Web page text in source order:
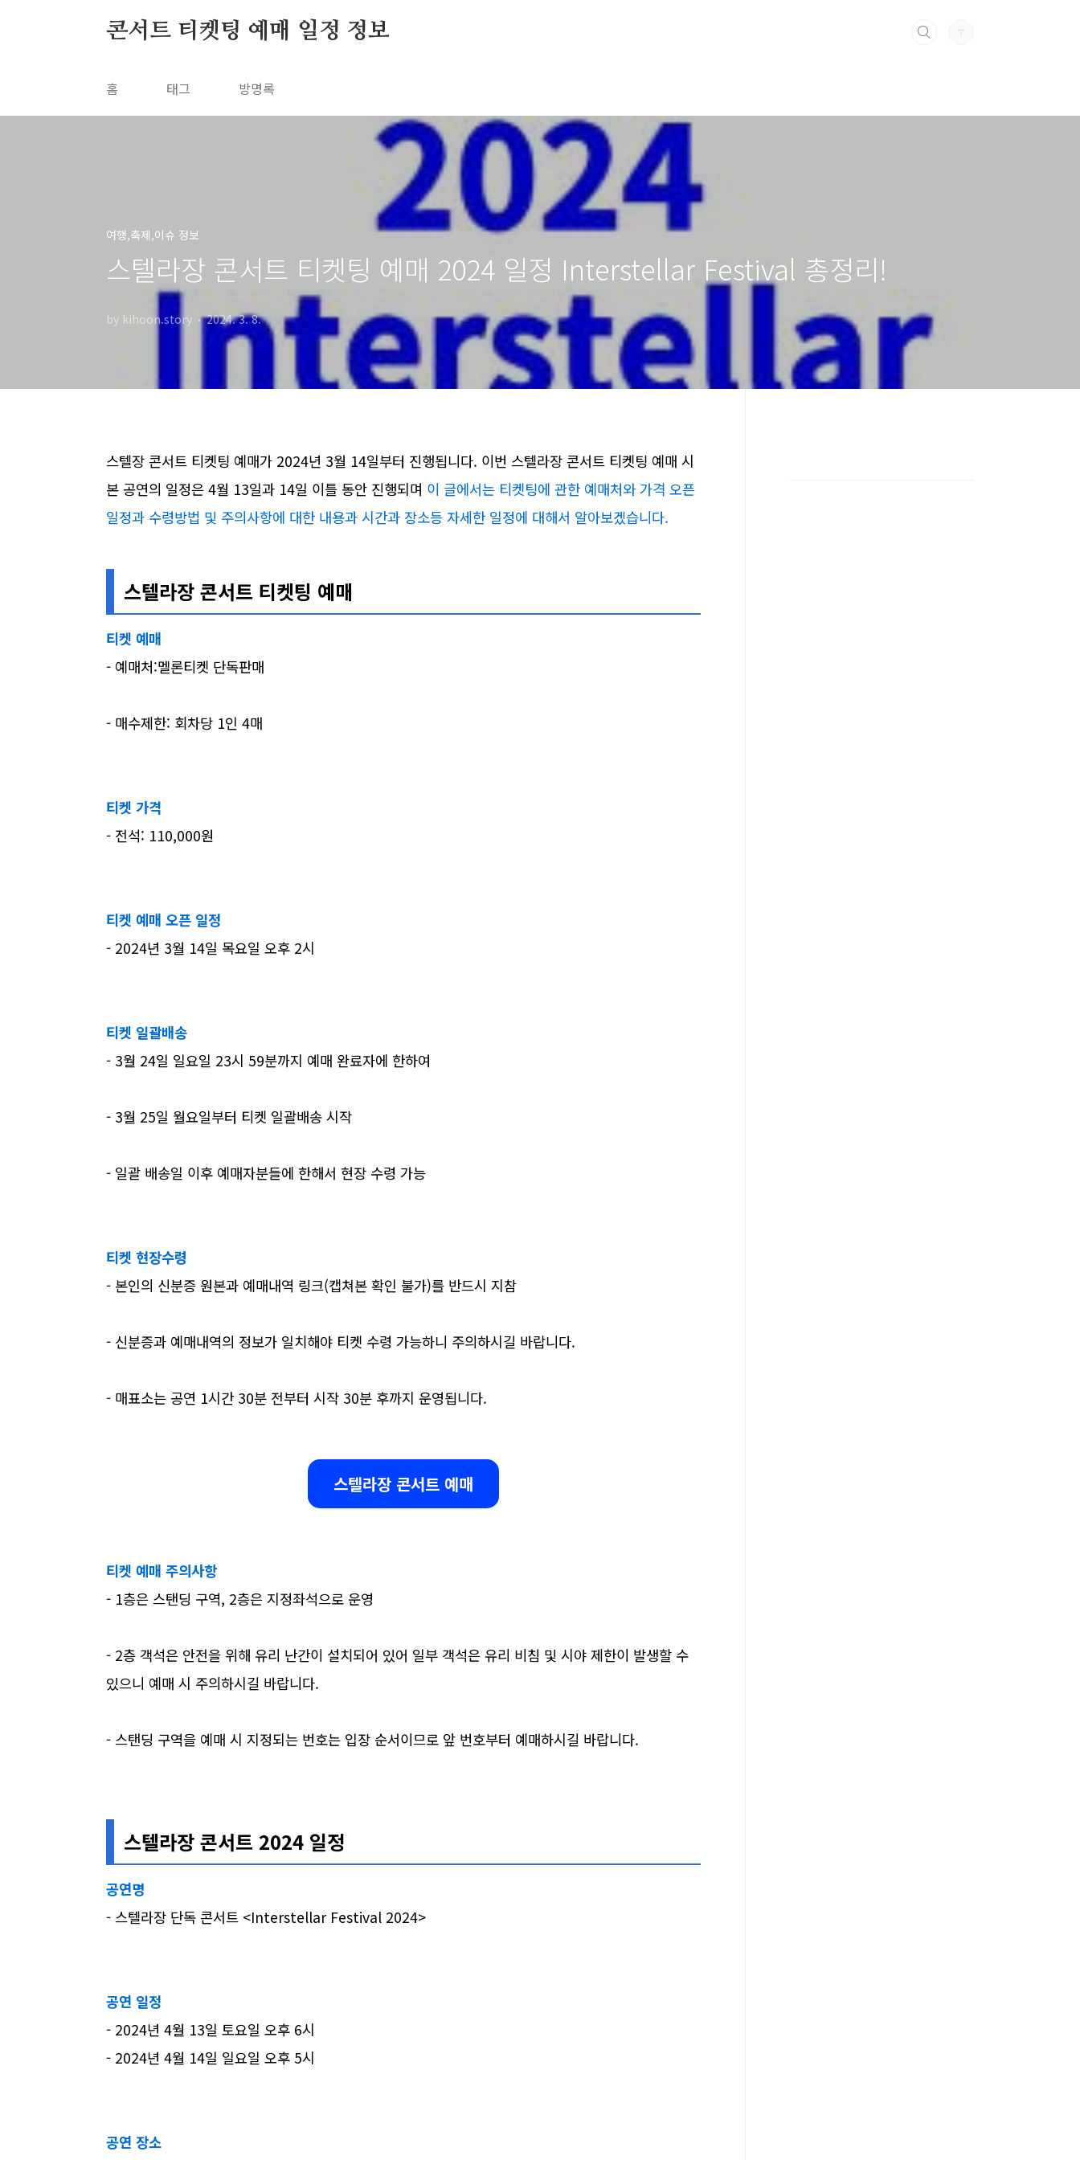
콘서트 티켓팅 예매 일정 정보
홈 태그 방명록
여행,축제,이슈 정보
스텔라장 콘서트 티켓팅 예매 2024 일정 Interstellar Festival 총정리!
by kihoon.story 2024. 3. 8.
스텔장 콘서트 티켓팅 예매가 2024년 3월 14일부터 진행됩니다. 이번 스텔라장 콘서트 티켓팅 예매 시
본 공연의 일정은 4월 13일과 14일 이틀 동안 진행되며 이 글에서는 티켓팅에 관한 예매처와 가격 오픈
일정과 수령방법 및 주의사항에 대한 내용과 시간과 장소등 자세한 일정에 대해서 알아보겠습니다.
스텔라장 콘서트 티켓팅 예매
티켓 예매
- 예매처:멜론티켓 단독판매
- 매수제한: 회차당 1인 4매
티켓 가격
- 전석: 110,000원
티켓 예매 오픈 일정
- 2024년 3월 14일 목요일 오후 2시
티켓 일괄배송
- 3월 24일 일요일 23시 59분까지 예매 완료자에 한하여
- 3월 25일 월요일부터 티켓 일괄배송 시작
- 일괄 배송일 이후 예매자분들에 한해서 현장 수령 가능
티켓 현장수령
- 본인의 신분증 원본과 예매내역 링크(캡쳐본 확인 불가)를 반드시 지참
- 신분증과 예매내역의 정보가 일치해야 티켓 수령 가능하니 주의하시길 바랍니다.
- 매표소는 공연 1시간 30분 전부터 시작 30분 후까지 운영됩니다.
스텔라장 콘서트 예매
티켓 예매 주의사항
- 1층은 스탠딩 구역, 2층은 지정좌석으로 운영
- 2층 객석은 안전을 위해 유리 난간이 설치되어 있어 일부 객석은 유리 비침 및 시야 제한이 발생할 수
있으니 예매 시 주의하시길 바랍니다.
- 스탠딩 구역을 예매 시 지정되는 번호는 입장 순서이므로 앞 번호부터 예매하시길 바랍니다.
스텔라장 콘서트 2024 일정
공연명
- 스텔라장 단독 콘서트 <Interstellar Festival 2024>
공연 일정
- 2024년 4월 13일 토요일 오후 6시
- 2024년 4월 14일 일요일 오후 5시
공연 장소